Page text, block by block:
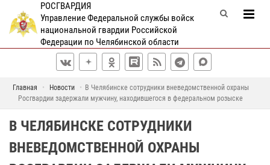
РОСГВАРДИЯ
Управление Федеральной службы войск
национальной гвардии Российской
Федерации по Челябинской области
Главная Новости
В Челябинске сотрудники вневедомственной охраны
Росгвардии задержали мужчину, находившегося в федеральном розыске
В ЧЕЛЯБИНСКЕ СОТРУДНИКИ
ВНЕВЕДОМСТВЕННОЙ ОХРАНЫ